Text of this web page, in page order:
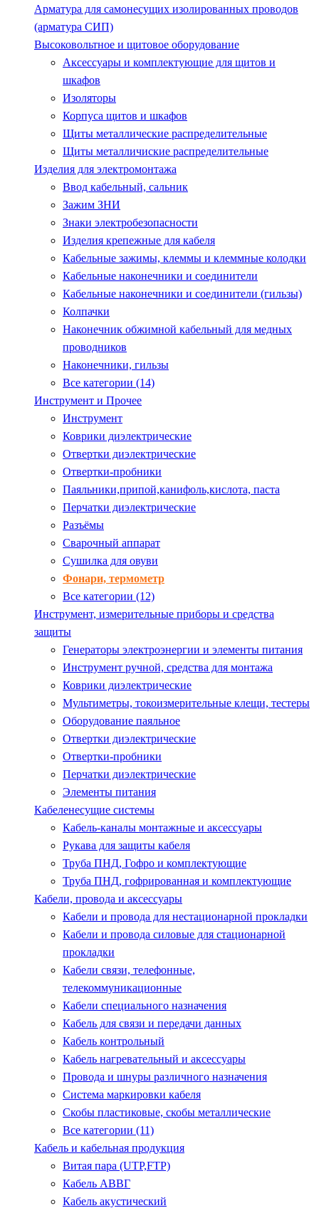
Арматура для самонесущих изолированных проводов
(арматура СИП)
Высоковольтное и щитовое оборудование
Аксессуары и комплектующие для щитов и
шкафов
Изоляторы
Корпуса щитов и шкафов
Щиты металлические распределительные
Щиты металличиские распределительные
Изделия для электромонтажа
Ввод кабельный, сальник
Зажим ЗНИ
Знаки электробезопасности
Изделия крепежные для кабеля
Кабельные зажимы, клеммы и клеммные колодки
Кабельные наконечники и соединители
Кабельные наконечники и соединители (гильзы)
Колпачки
Наконечник обжимной кабельный для медных
проводников
Наконечники, гильзы
Все категории (14)
Инструмент и Прочее
Инструмент
Коврики диэлектрические
Отвертки диэлектрические
Отвертки-пробники
Паяльники,припой,канифоль,кислота, паста
Перчатки диэлектрические
Разъёмы
Сварочный аппарат
Сушилка для овуви
Фонари, термометр
Все категории (12)
Инструмент, измерительные приборы и средства
защиты
Генераторы электроэнергии и элементы питания
Инструмент ручной, средства для монтажа
Коврики диэлектрические
Мультиметры, токоизмерительные клещи, тестеры
Оборудование паяльное
Отвертки диэлектрические
Отвертки-пробники
Перчатки диэлектрические
Элементы питания
Кабеленесущие системы
Кабель-каналы монтажные и аксессуары
Рукава для защиты кабеля
Труба ПНД, Гофро и комплектующие
Труба ПНД, гофрированная и комплектующие
Кабели, провода и аксессуары
Кабели и провода для нестационарной прокладки
Кабели и провода силовые для стационарной
прокладки
Кабели связи, телефонные,
телекоммуникационные
Кабели специального назначения
Кабель для связи и передачи данных
Кабель контрольный
Кабель нагревательный и аксессуары
Провода и шнуры различного назначения
Система маркировки кабеля
Скобы пластиковые, скобы металлические
Все категории (11)
Кабель и кабельная продукция
Витая пара (UTP,FTP)
Кабель АВВГ
Кабель акустический